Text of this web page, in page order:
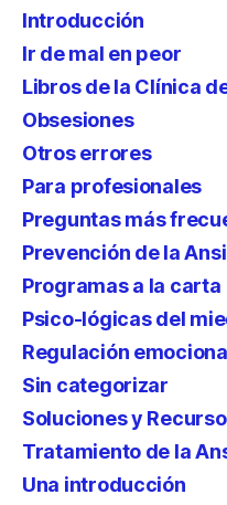
Introducción
Ir de mal en peor
Libros de la Clínica
Obsesiones
Otros errores
Para profesionales
Preguntas más
Prevención de la
Programas a la carta
Psico-lógicas del
Regulación
Sin categorizar
Soluciones y
Tratamiento de la
Una introducción